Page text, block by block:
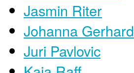
Jasmin Riter
Johanna Gerhard
Juri Pavlovic